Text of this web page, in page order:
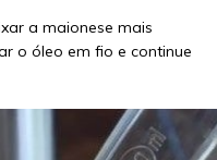
a maionese mais
o óleo em fio e continue